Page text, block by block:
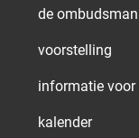
de ombudsman
voorstelling
informatie
kalender